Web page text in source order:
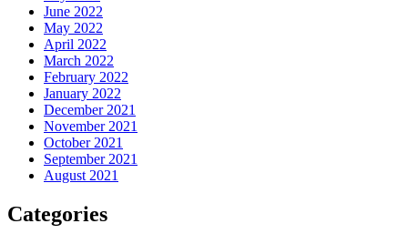
June 2022
May 2022
April 2022
March 2022
February 2022
January 2022
December 2021
November 2021
October 2021
September 2021
August 2021
Categories